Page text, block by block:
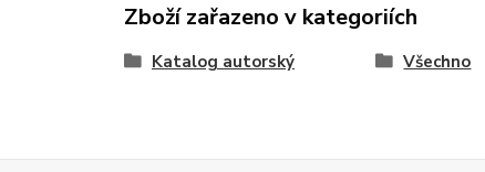
Zboží zařazeno v kategoriích
Katalog autorský Všechno